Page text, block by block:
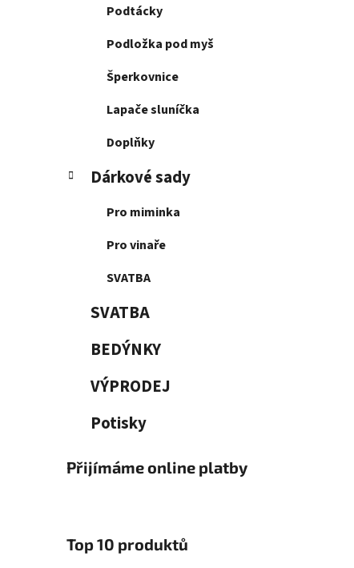
Podtácky
Podložka pod myš
Šperkovnice
Lapače sluníčka
Doplňky
Dárkové sady
Pro miminka
Pro vinaře
SVATBA
SVATBA
BEDÝNKY
VÝPRODEJ
Potisky
Přijímáme online platby
Top 10 produktů